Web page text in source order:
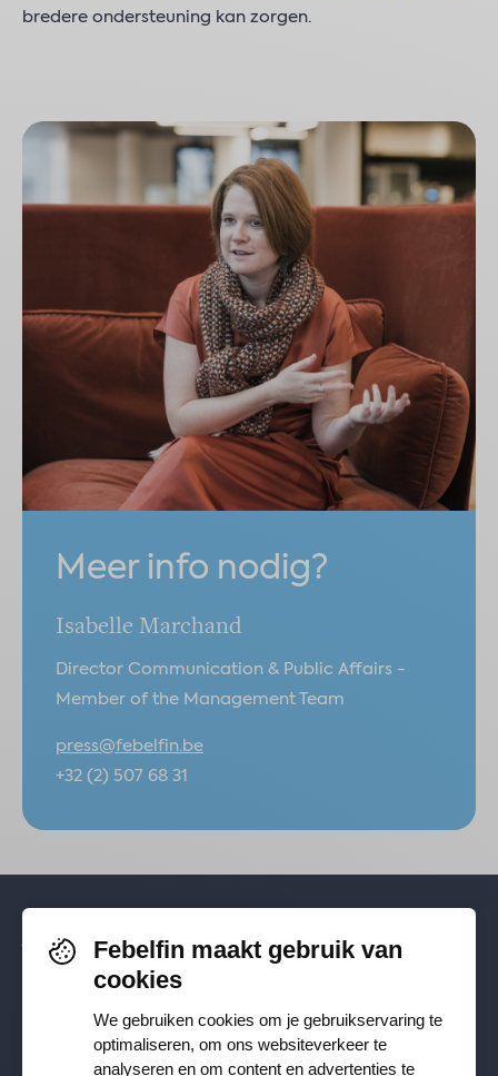
bredere ondersteuning kan zorgen.
Meer info nodig?
Isabelle Marchand
Director Communication & Public Affairs -
Member of the Management Team
press@febelfin.be
+32 (2) 507 68 31
Volg je ons al? Blijf op de hoogte via
Facebook,TikTok
Instagram.
Febelfin maakt gebruik van
cookies
We gebruiken cookies om je gebruikservaring te
optimaliseren, om ons websiteverkeer te
analyseren en om content en advertenties te